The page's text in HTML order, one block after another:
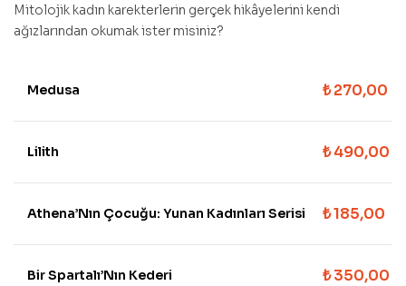
Mitolojik kadın karekterlerin gerçek hikâyelerini kendi
ağızlarından okumak ister misiniz?
Medusa ₺270,00
Lilith ₺490,00
Athena’Nın Çocuğu: Yunan Kadınları Serisi ₺185,00
Bir Spartalı’Nın Kederi ₺350,00